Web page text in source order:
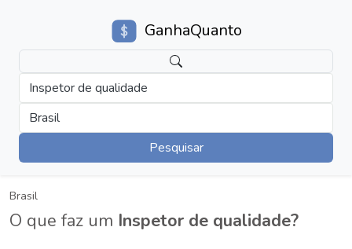
GanhaQuanto
Inspetor de qualidade
Brasil
Pesquisar
Brasil
O que faz um Inspetor de qualidade?